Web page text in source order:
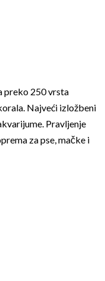
preko 250 vrsta
Najveći izložbeni
Pravljenje
za pse, mačke i